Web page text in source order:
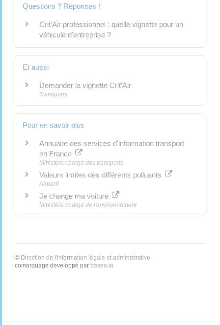
Questions ? Réponses !
Crit'Air professionnel : quelle vignette pour un
véhicule d'entreprise ?
Et aussi
Demander la vignette Crit'Air
Transports
Pour en savoir plus
Annuaire des services d'information transport
en France
Ministère chargé des transports
Valeurs limites des différents polluants
Airparif
Je change ma voiture
Ministère chargé de l'environnement
© Direction de l'information légale et administrative
comarquage developpé par baseo.io